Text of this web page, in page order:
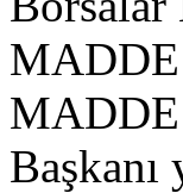
MADDE
MADDE
Başkanı